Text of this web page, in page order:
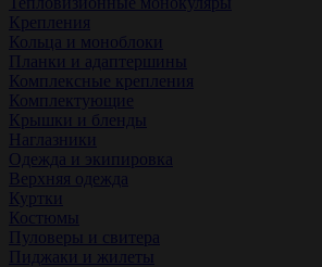
Крепления
Кольца и моноблоки
Планки и адаптершины
Комплексные крепления
Комплектующие
Крышки и бленды
Наглазники
Одежда и экипировка
Верхняя одежда
Куртки
Костюмы
Пуловеры и свитера
Пиджаки и жилеты